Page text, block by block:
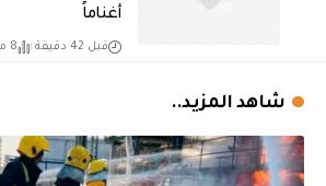
أغناماً
قبل 42 دقيقة 8 مشاهدات
شاهد المزيد..